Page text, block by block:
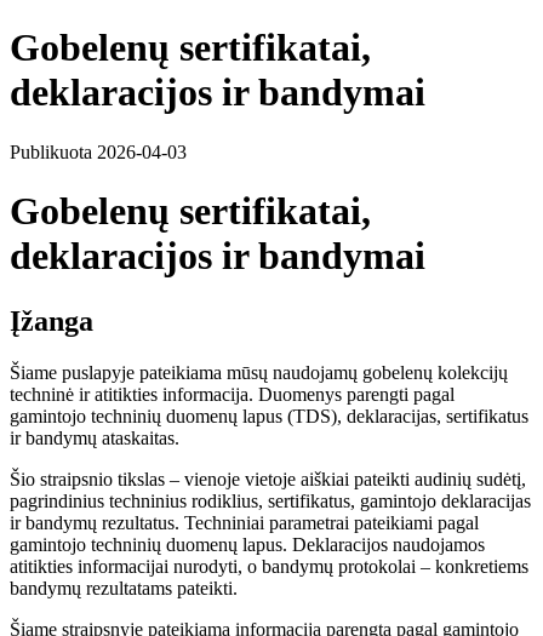
Gobelenų sertifikatai,
deklaracijos ir bandymai
Publikuota 2026-04-03
Gobelenų sertifikatai,
deklaracijos ir bandymai
Įžanga
Šiame puslapyje pateikiama mūsų naudojamų gobelenų kolekcijų
techninė ir atitikties informacija. Duomenys parengti pagal
gamintojo techninių duomenų lapus (TDS), deklaracijas, sertifikatus
ir bandymų ataskaitas.
Šio straipsnio tikslas – vienoje vietoje aiškiai pateikti audinių sudėtį,
pagrindinius techninius rodiklius, sertifikatus, gamintojo deklaracijas
ir bandymų rezultatus. Techniniai parametrai pateikiami pagal
gamintojo techninių duomenų lapus. Deklaracijos naudojamos
atitikties informacijai nurodyti, o bandymų protokolai – konkretiems
bandymų rezultatams pateikti.
Šiame straipsnyje pateikiama informacija parengta pagal gamintojo